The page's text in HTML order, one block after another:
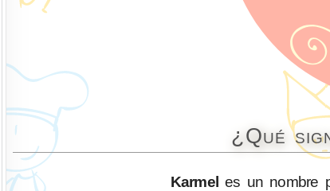
¿Qué
Karmel es un nombre